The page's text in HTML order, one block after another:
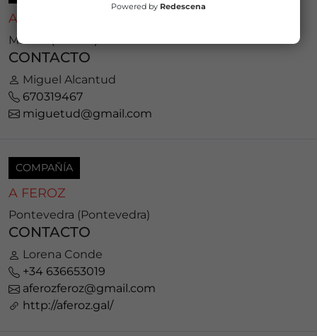
A DE ARDILLA
Madrid (Madrid)
CONTACTO
Miguel Alcantud
670319467
miguetud@gmail.com
COMPAÑÍA
A FEROZ
Pontevedra (Pontevedra)
CONTACTO
Lorena Conde
+34 636653019
aferozferoz@gmail.com
http://aferoz.gal/
Powered by Redescena